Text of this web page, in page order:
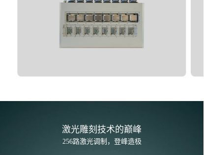
激光雕刻技术的巅峰
256路激光调制，登峰造极